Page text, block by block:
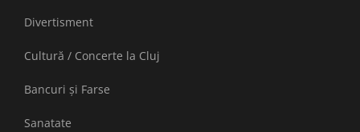
Divertisment
Cultură / Concerte la Cluj
Bancuri și Farse
Sanatate